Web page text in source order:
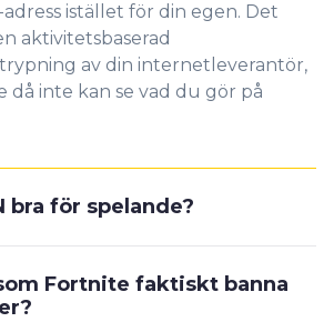
istället för din egen. Det
aktivitetsbaserad
av din internetleverantör,
då inte kan se vad du gör på
bra för spelande?
Fortnite faktiskt banna